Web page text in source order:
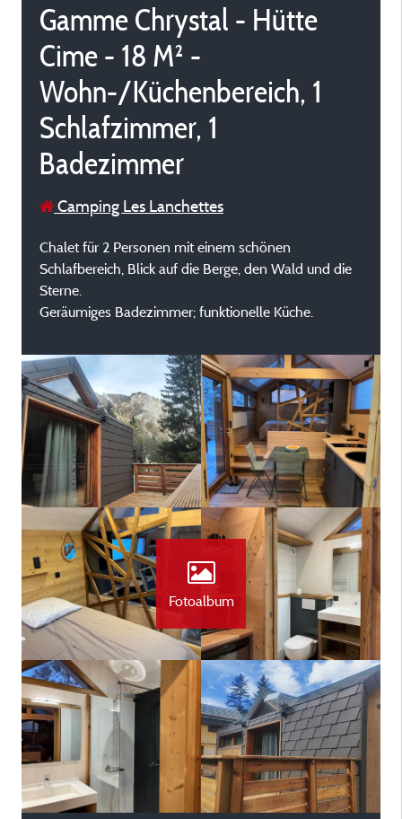
Gamme Chrystal - Hütte
Cime - 18 M² -
Wohn-/Küchenbereich, 1
Schlafzimmer, 1
Badezimmer
Camping Les Lanchettes
Chalet für 2 Personen mit einem schönen
Schlafbereich, Blick auf die Berge, den Wald und die
Sterne.
Geräumiges Badezimmer; funktionelle Küche.
Fotoalbum